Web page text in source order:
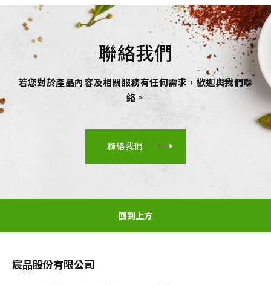
聯絡我們
若您對於產品內容及相關服務有任何需求，歡迎與我們聯
絡。
聯絡我們
回到上方
宸品股份有限公司